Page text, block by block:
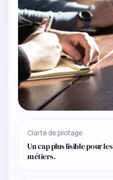
Clarté de pilotage
Un cap plus lisible pour
métiers.